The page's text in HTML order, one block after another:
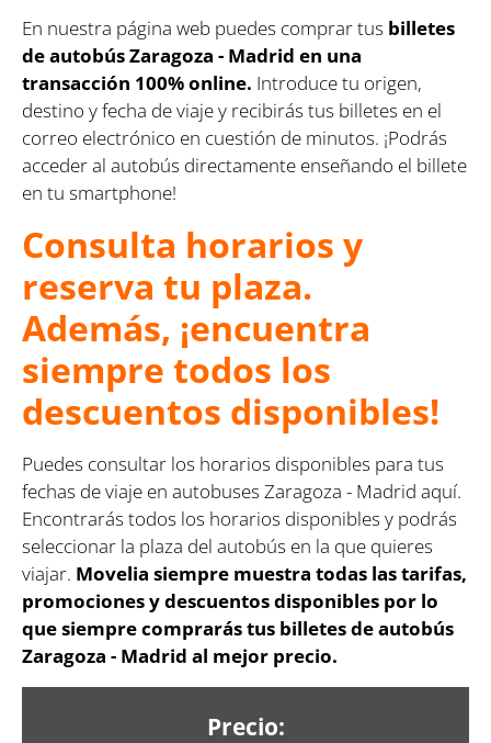
En nuestra página web puedes comprar tus billetes
de autobúsZaragoza - Madrid en una
transacción 100% online. Introduce tu origen,
destino y fecha de viaje y recibirás tus billetes en el
correo electrónico en cuestión de minutos. ¡Podrás
acceder al autobús directamente enseñando el billete
en tu smartphone!
Consulta horarios y
reserva tu plaza.
Además, ¡encuentra
siempre todos los
descuentos disponibles!
Puedes consultar los horarios disponibles para tus
fechas de viaje en autobuses Zaragoza - Madrid aquí.
Encontrarás todos los horarios disponibles y podrás
seleccionar la plaza del autobús en la que quieres
viajar. Movelia siempre muestra todas las tarifas,
promociones y descuentos disponibles por lo
que siempre comprarás tus billetes de autobús
Zaragoza - Madrid al mejor precio.
Precio: